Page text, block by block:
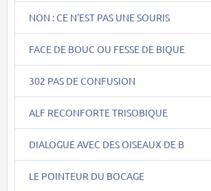
NON : CE N'EST PAS UNE SOURIS
FACE DE BOUC OU FESSE DE BIQUE
302 PAS DE CONFUSION
ALF RECONFORTE TRISOBIQUE
DIALOGUE AVEC DES OISEAUX DE B
LE POINTEUR DU BOCAGE